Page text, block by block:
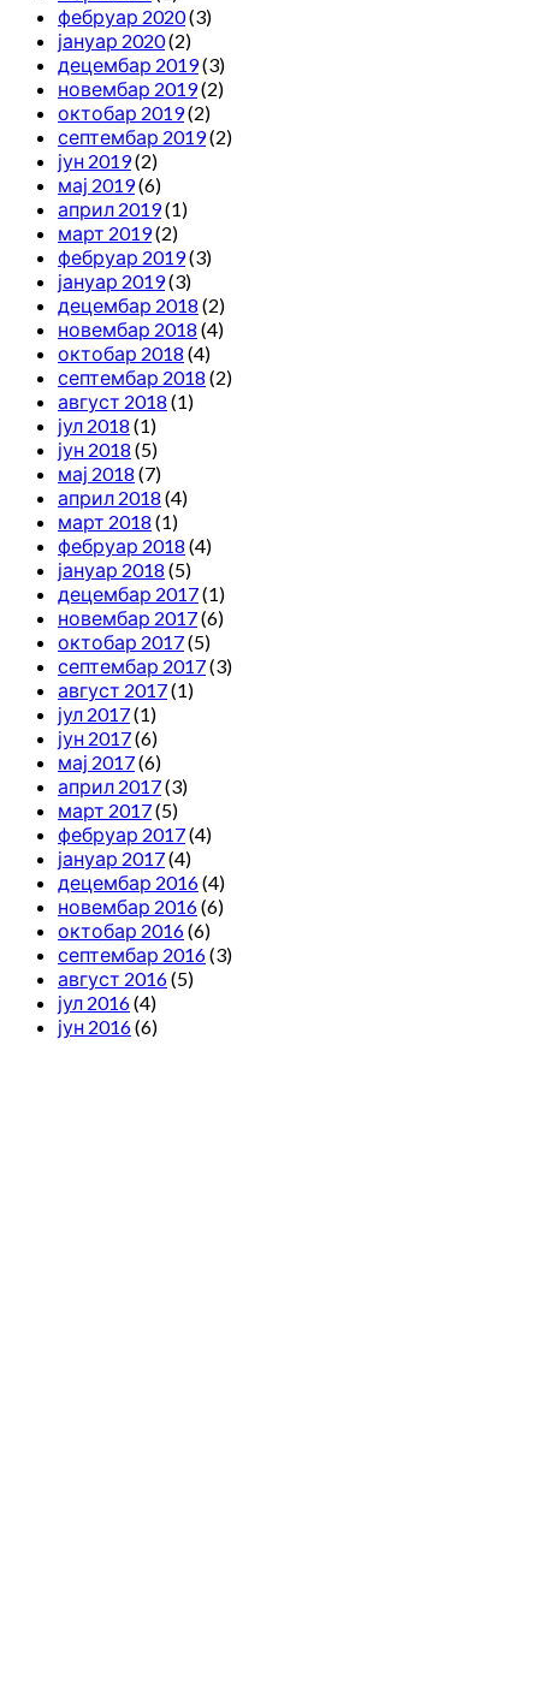
фебруар 2020(3)
јануар 2020(2)
децембар 2019(3)
новембар 2019(2)
октобар 2019(2)
септембар 2019(2)
јун 2019(2)
мај 2019(6)
април 2019(1)
март 2019(2)
фебруар 2019(3)
јануар 2019(3)
децембар 2018 (2)
новембар 2018 (4)
октобар 2018 (4)
септембар 2018 (2)
август 2018 (1)
јул 2018 (1)
јун 2018 (5)
мај 2018 (7)
април 2018 (4)
март 2018 (1)
фебруар 2018 (4)
јануар 2018 (5)
децембар 2017(1)
новембар 2017(6)
октобар 2017(5)
септембар 2017(3)
август 2017(1)
јул 2017(1)
јун 2017(6)
мај 2017(6)
април 2017(3)
март 2017(5)
фебруар 2017(4)
јануар 2017(4)
децембар 2016(4)
новембар 2016(6)
октобар 2016(6)
септембар 2016(3)
август 2016(5)
јул 2016(4)
јун 2016(6)